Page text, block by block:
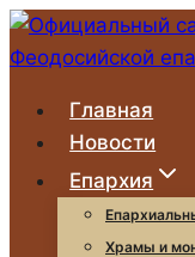
Перейти
к
Главная
Новости
Епархия
Храмы и